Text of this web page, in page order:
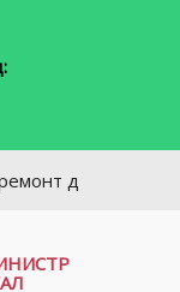
домов будут